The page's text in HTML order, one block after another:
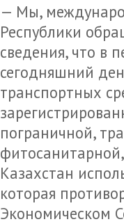
— Мы,
Республики
сведения, что в
сегодняшний
транспортных
пограничной,
Казахстан
которая
Экономическом